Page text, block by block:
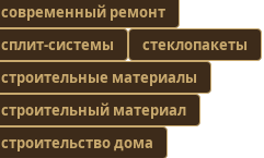
современный ремонт
сплит-системы
стеклопакеты
строительные материалы
строительный материал
строительство дома